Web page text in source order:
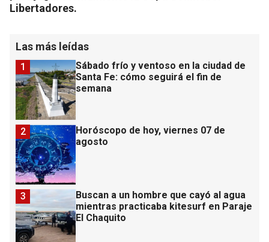
Libertadores.
Las más leídas
Sábado frío y ventoso en la ciudad de
Santa Fe: cómo seguirá el fin de
semana
1
Horóscopo de hoy, viernes 07 de
agosto
2
Buscan a un hombre que cayó al agua
mientras practicaba kitesurf en Paraje
El Chaquito
3